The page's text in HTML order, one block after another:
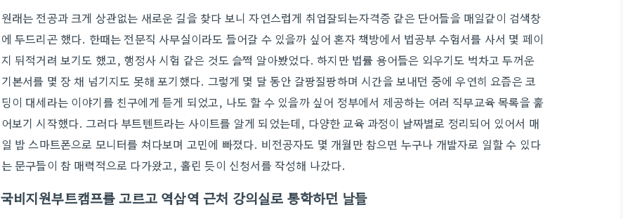
원래는 전공과 크게 상관없는 새로운 길을 찾다 보니 자연스럽게 취업잘되는자격증 같은 단어들을 매일같이 검색창
에 두드리곤 했다. 한때는 전문직 사무실이라도 들어갈 수 있을까 싶어 혼자 책방에서 법공부 수험서를 사서 몇 페이
지 뒤적거려 보기도 했고, 행정사 시험 같은 것도 슬쩍 알아봤었다. 하지만 법률 용어들은 외우기도 벅차고 두꺼운
기본서를 몇 장 채 넘기지도 못해 포기했다. 그렇게 몇 달 동안 갈팡질팡하며 시간을 보내던 중에 우연히 요즘은 코
딩이 대세라는 이야기를 친구에게 듣게 되었고, 나도 할 수 있을까 싶어 정부에서 제공하는 여러 직무교육 목록을 훑
어보기 시작했다. 그러다 부트텐트라는 사이트를 알게 되었는데, 다양한 교육 과정이 날짜별로 정리되어 있어서 매
일 밤 스마트폰으로 모니터를 쳐다보며 고민에 빠졌다. 비전공자도 몇 개월만 참으면 누구나 개발자로 일할 수 있다
는 문구들이 참 매력적으로 다가왔고, 홀린 듯이 신청서를 작성해 나갔다.
국비지원부트캠프를 고르고 역삼역 근처 강의실로 통학하던 날들